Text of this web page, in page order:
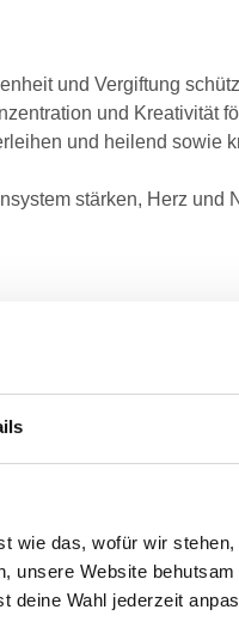
wie das, wofür wir
unsere Website
deine Wahl jederzeit
und Vergiftung
und Kreativität
und heilend sowie
stärken, Herz
des Trägers
getragen –
und Sicherheit und
Erkältungen helfen